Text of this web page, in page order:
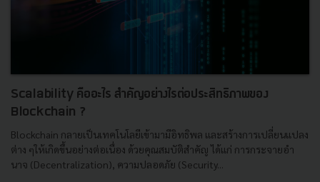
Scalability คืออะไร สำคัญอย่างไรต่อประสิทธิภาพของ
Blockchain ?
Blockchain กลายเป็นเทคโนโลยีเข้ามามีอิทธิพล และสร้างการเปลี่ยนแปลง
ต่าง ๆให้เกิดขึ้นอย่างต่อเนื่อง ด้วยคุณสมบัติสำคัญ ได้แก่ การกระจายอำ
นาจ (Decentralization), ความปลอดภัย (Security...